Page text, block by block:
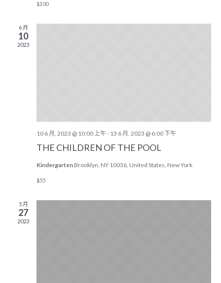
$100
6 月
10
2023
10 6 月, 2023 @ 10:00 上午- 13 6 月, 2023 @ 6:00 下午
THE CHILDREN OF THE POOL
Kindergarten Brooklyn, NY 10036, United States, New York
$55
5 月
27
2023